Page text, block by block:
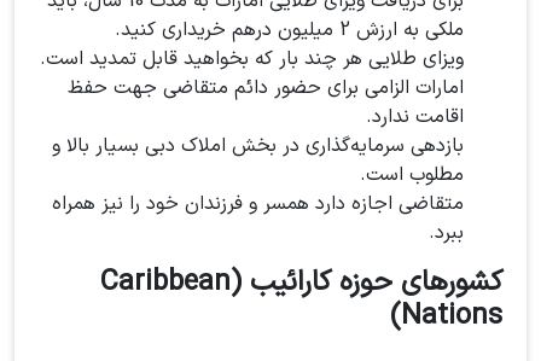
ملکی به ارزش 2 میلیون درهم خریداری کنید.
ویزای طلایی هر چند بار که بخواهید قابل تمدید است.
امارات الزامی برای حضور دائم متقاضی جهت حفظ
اقامت ندارد.
بازدهی سرمایه‌گذاری در بخش املاک دبی بسیار بالا و
مطلوب است.
متقاضی اجازه دارد همسر و فرزندان خود را نیز همراه
ببرد.
کشورهای حوزه کارائیب (Caribbean
Nations)